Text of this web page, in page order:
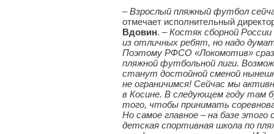
–Взрослый пляжный футбол
отмечает исполнительный
Вдовин. –Костяк сборной
из отличных ребят, но надо
Поэтому РФСО «Локомотив»
пляжной футбольной лиги.
станут достойной сменой
не ограничимся! Сейчас мы
в Косине. В следующем году там
того, чтобы принимать
Но самое главное – на базе
детская спортивная школа по